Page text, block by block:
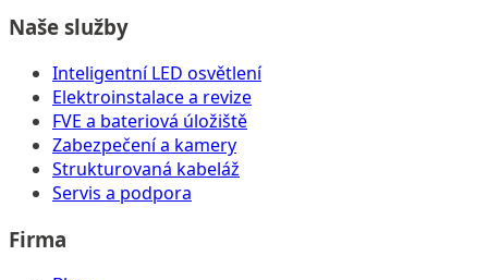
Naše služby
Inteligentní LED osvětlení
Elektroinstalace a revize
FVE a bateriová úložiště
Zabezpečení a kamery
Strukturovaná kabeláž
Servis a podpora
Firma